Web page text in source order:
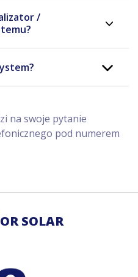
/
na swoje pytanie
pod numerem
SOLAR